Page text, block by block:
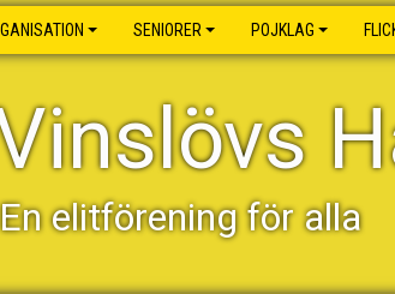
SENIORER POJKLAG
En elitförening för alla